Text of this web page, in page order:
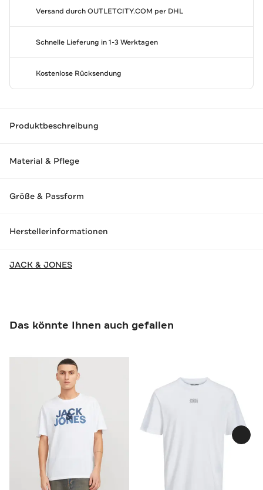
Versand durchOUTLETCITY.COM per DHL
Schnelle Lieferung in 1-3 Werktagen
Kostenlose Rücksendung
Produktbeschreibung
Material & Pflege
Größe & Passform
Herstellerinformationen
JACK & JONES
Das könnte Ihnen auch gefallen